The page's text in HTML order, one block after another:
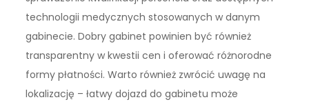
technologii medycznych stosowanych w danym
gabinecie. Dobry gabinet powinien być również
transparentny w kwestii cen i oferować różnorodne
formy płatności. Warto również zwrócić uwagę na
lokalizację – łatwy dojazd do gabinetu może